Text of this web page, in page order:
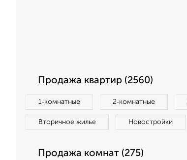
Продажа квартир (2560)
1‑комнатные 2‑комнатные
Вторичное жилье Новостройки
Продажа комнат (275)